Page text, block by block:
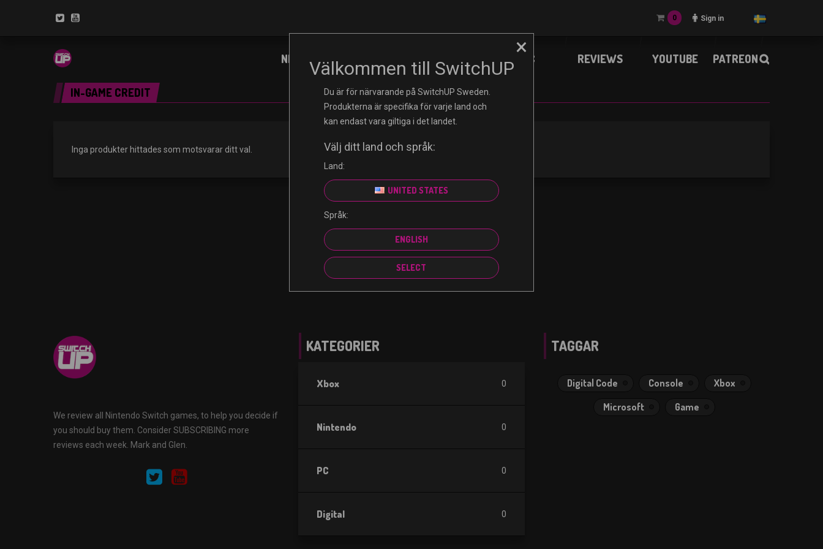
×
Välkommen till SwitchUP
Du är för närvarande på SwitchUP Sweden.
Produkterna är specifika för varje land och
kan endast vara giltiga i det landet.
Välj ditt land och språk:
Land:
UNITED STATES
Språk:
ENGLISH
SELECT
0 Sign in
NINTENDO PLAYSTATION PC REVIEWS YOUTUBE PATREON
IN-GAME CREDIT
Inga produkter hittades som motsvarar ditt val.
We review all Nintendo Switch games, to help you decide if
you should buy them. Consider SUBSCRIBING more
reviews each week. Mark and Glen.
KATEGORIER
Xbox 0
Nintendo 0
PC 0
Digital 0
TAGGAR
Digital Code Console
Xbox
Microsoft
Game